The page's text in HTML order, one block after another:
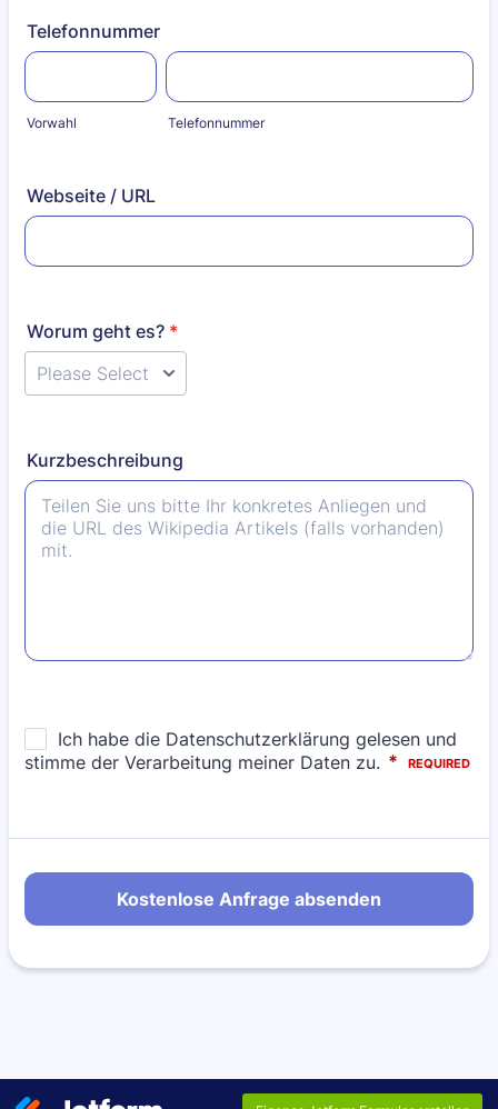
Telefonnummer
Vorwahl Telefonnummer
Webseite / URL
Worum geht es? *
Kurzbeschreibung
Kostenlose Anfrage absenden